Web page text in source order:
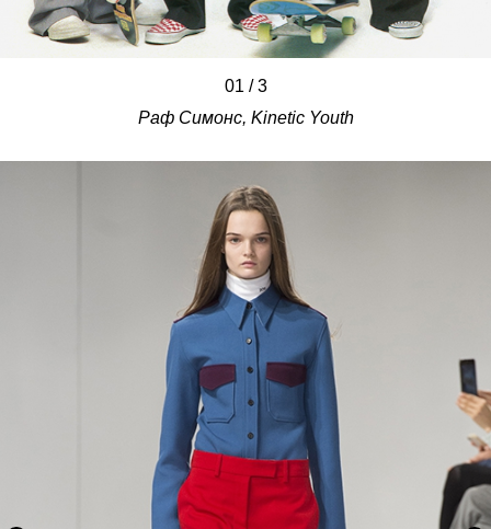
01 / 3
Раф Симонс, Kinetic Youth
//